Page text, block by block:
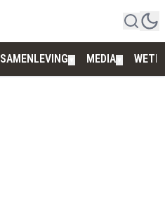
SAMENLEVING MEDIA